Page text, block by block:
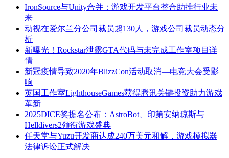
IronSource与Unity合并：游戏开发平台整合助推行业未
来
动视在爱尔兰分公司裁员超130人，游戏公司裁员动态分
析
新曝光！Rockstar泄露GTA代码与未完成工作室项目详
情
新冠疫情导致2020年BlizzCon活动取消—电竞大会受影
响
英国工作室LighthouseGames获得腾讯关键投资助力游戏
革新
2025DICE奖提名公布：AstroBot、印第安纳琼斯与
Helldivers2领衔游戏盛典
任天堂与Yuzu开发商达成240万美元和解，游戏模拟器
法律诉讼正式解决